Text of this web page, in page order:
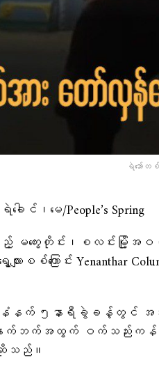
ရဲဘော်
၊​မေ/People’s Spring
မကွေးတိုင်း၊စလင်းမြို့
ေ့လျားစစ်ကြောင်း
နံနက် ၅နာရီခွဲခန့်တွင်
က်ဘက်အထွက် ဝက်သည်းကန်အ
ဆိုသည်။